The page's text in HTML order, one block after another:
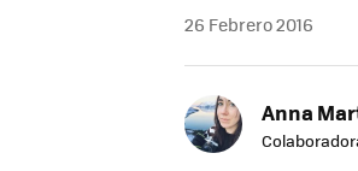
26 Febrero 2016
Anna